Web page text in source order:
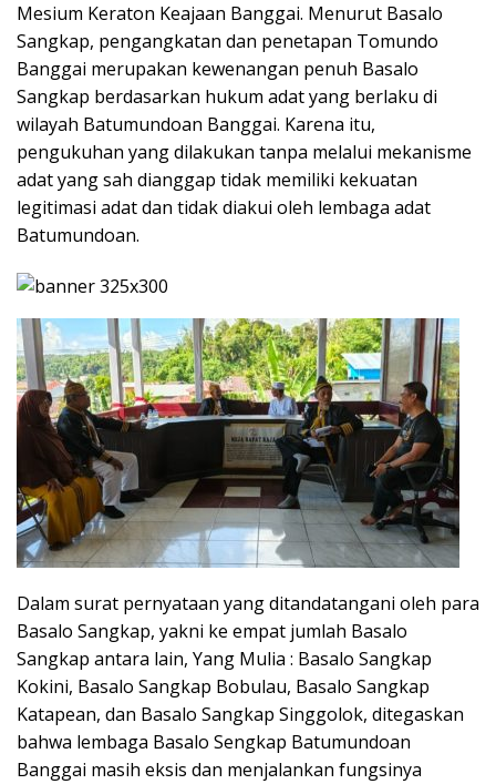
Mesium Keraton Keajaan Banggai. Menurut Basalo
Sangkap, pengangkatan dan penetapan Tomundo
Banggai merupakan kewenangan penuh Basalo
Sangkap berdasarkan hukum adat yang berlaku di
wilayah Batumundoan Banggai. Karena itu,
pengukuhan yang dilakukan tanpa melalui mekanisme
adat yang sah dianggap tidak memiliki kekuatan
legitimasi adat dan tidak diakui oleh lembaga adat
Batumundoan.
Dalam surat pernyataan yang ditandatangani oleh para
Basalo Sangkap, yakni ke empat jumlah Basalo
Sangkap antara lain, Yang Mulia : Basalo Sangkap
Kokini, Basalo Sangkap Bobulau, Basalo Sangkap
Katapean, dan Basalo Sangkap Singgolok, ditegaskan
bahwa lembaga Basalo Sengkap Batumundoan
Banggai masih eksis dan menjalankan fungsinya